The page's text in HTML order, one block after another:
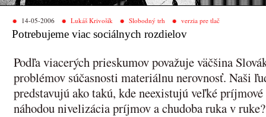
14-05-2006 Lukáš Krivošík Slobodný trh verzia pre tlač
Potrebujeme viac sociálnych rozdielov
Podľa viacerých prieskumov považuje väčšina
problémov súčasnosti materiálnu nerovnosť. Naši
predstavujú ako takú, kde neexistujú veľké
náhodou nivelizácia príjmov a chudoba ruka v ruke?